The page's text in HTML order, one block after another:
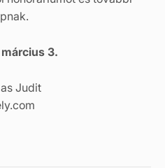
március 3.
Judit